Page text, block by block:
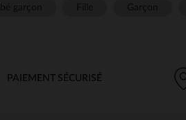
PAIEMENT SÉCURISÉ